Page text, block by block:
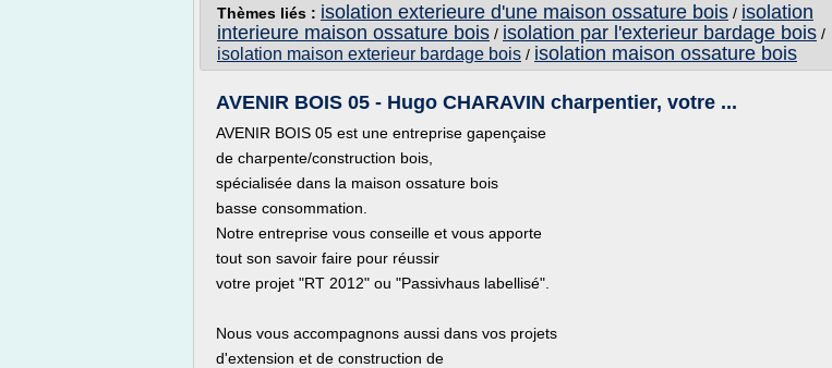
Thèmes liés : isolation exterieure d'une maison ossature bois / isolation
interieure maison ossature bois / isolation par l'exterieur bardage bois /
isolation maison exterieur bardage bois / isolation maison ossature bois
AVENIR BOIS 05 - Hugo CHARAVIN charpentier, votre ...
AVENIR BOIS 05 est une entreprise gapençaise
de charpente/construction bois,
spécialisée dans la maison ossature bois
basse consommation.
Notre entreprise vous conseille et vous apporte
tout son savoir faire pour réussir
votre projet "RT 2012" ou "Passivhaus labellisé".
Nous vous accompagnons aussi dans vos projets
d'extension et de construction de